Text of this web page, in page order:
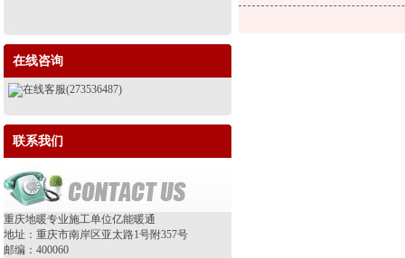
在线咨询
在线客服(273536487)
联系我们
重庆地暖专业施工单位亿能暖通
地址：重庆市南岸区亚太路1号附357号
邮编：400060